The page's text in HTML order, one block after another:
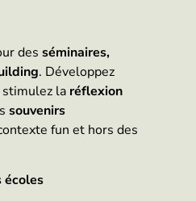
des séminaires,
. Développez
stimulez la réflexion
souvenirs
fun et hors des
écoles